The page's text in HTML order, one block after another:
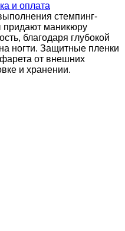
и оплата
стемпинг-
придают маникюру
благодаря глубокой
ногти. Защитные пленки
от внешних
и хранении.